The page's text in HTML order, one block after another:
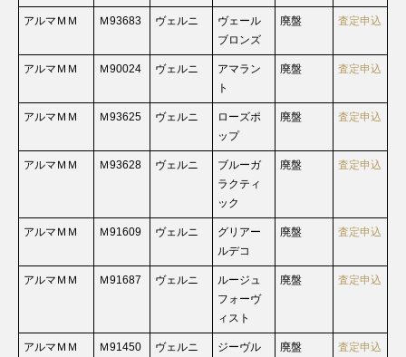
アルマＭＭ Ｍ93683 ヴェルニ
ヴェール
ブロンズ
廃盤 査定申込
アルマＭＭ Ｍ90024 ヴェルニ
アマラン
ト
廃盤 査定申込
アルマＭＭ Ｍ93625 ヴェルニ
ローズポ
ップ
廃盤 査定申込
アルマＭＭ Ｍ93628 ヴェルニ
ブルーガ
ラクティ
ック
廃盤 査定申込
アルマＭＭ Ｍ91609 ヴェルニ
グリアー
ルデコ
廃盤 査定申込
アルマＭＭ Ｍ91687 ヴェルニ
ルージュ
フォーヴ
ィスト
廃盤 査定申込
アルマＭＭ Ｍ91450 ヴェルニ ジーヴル 廃盤 査定申込